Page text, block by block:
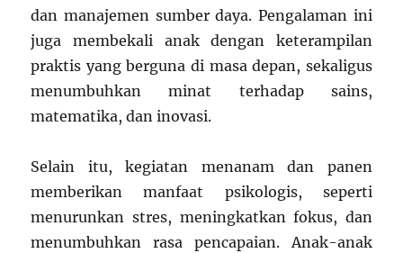
dan manajemen sumber daya. Pengalaman ini
juga membekali anak dengan keterampilan
praktis yang berguna di masa depan, sekaligus
menumbuhkan minat terhadap sains,
matematika, dan inovasi.
Selain itu, kegiatan menanam dan panen
memberikan manfaat psikologis, seperti
menurunkan stres, meningkatkan fokus, dan
menumbuhkan rasa pencapaian. Anak-anak